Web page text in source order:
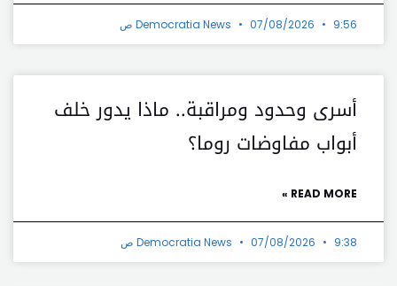
Democratia News 07/08/2026 9:56 ص
أسرى وحدود ومراقبة.. ماذا يدور خلف
أبواب مفاوضات روما؟
READ MORE »
Democratia News 07/08/2026 9:38 ص